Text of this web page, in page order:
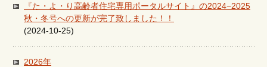
『た・よ・り高齢者住宅専用ポータルサイト』の2024−2025
秋・冬号への更新が完了致しました！！
(2024-10-25)
2026年